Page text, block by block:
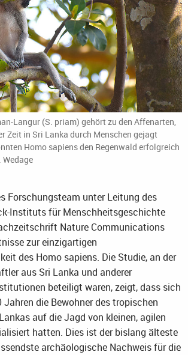
Langur (S. priam) gehört zu den Affenarten,
Zeit in Sri Lanka durch Menschen gejagt
Homo sapiens den Regenwald erfolgreich
Forschungsteam unter Leitung des
Instituts für Menschheitsgeschichte
Nature Communications
zur einzigartigen
des Homo sapiens. Die Studie, an der
aus Sri Lanka und anderer
beteiligt waren, zeigt, dass sich
Jahren die Bewohner des tropischen
auf die Jagd von kleinen, agilen
hatten. Dies ist der bislang älteste
archäologische Nachweis für die